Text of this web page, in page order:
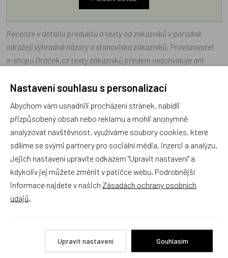
Recenze v detailu produktu a texty od zákazníků v poradně
odrážejí výhradně názory a stanoviska zákazníků. Provozovatel
e-shopu Dráček.cz texty zákazníků předem neschvaluje ani
Zatím zde nejsou žádné dotazy. Buďte první, kdo se zeptá!
Recenze
Přidat hodnocení
Nastavení souhlasu s personalizací
Abychom vám usnadnili procházení stránek, nabídli
přizpůsobený obsah nebo reklamu a mohli anonymně
analyzovat návštěvnost, využíváme soubory cookies, které
sdílíme se svými partnery pro sociální média, inzerci a analýzu.
Jejich nastavení upravíte odkazem "Upravit nastavení" a
kdykoliv jej můžete změnit v patičce webu. Podrobnější
informace najdete v našich Zásadách ochrany osobních
údajů
Upravit nastavení Souhlasím